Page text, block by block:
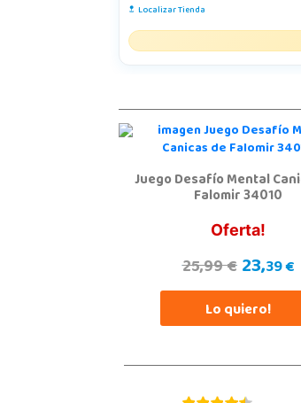
Localizar Tienda
Juego Desafío Mental
Falomir 34010
Oferta!
25,99 €23,39 €
Lo quiero!